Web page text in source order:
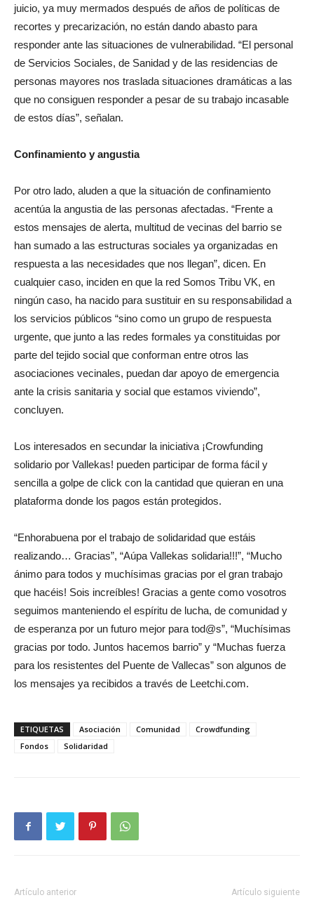
juicio, ya muy mermados después de años de políticas de
recortes y precarización, no están dando abasto para
responder ante las situaciones de vulnerabilidad. “El personal
de Servicios Sociales, de Sanidad y de las residencias de
personas mayores nos traslada situaciones dramáticas a las
que no consiguen responder a pesar de su trabajo incasable
de estos días”, señalan.
Confinamiento y angustia
Por otro lado, aluden a que la situación de confinamiento
acentúa la angustia de las personas afectadas. “Frente a
estos mensajes de alerta, multitud de vecinas del barrio se
han sumado a las estructuras sociales ya organizadas en
respuesta a las necesidades que nos llegan”, dicen. En
cualquier caso, inciden en que la red Somos Tribu VK, en
ningún caso, ha nacido para sustituir en su responsabilidad a
los servicios públicos “sino como un grupo de respuesta
urgente, que junto a las redes formales ya constituidas por
parte del tejido social que conforman entre otros las
asociaciones vecinales, puedan dar apoyo de emergencia
ante la crisis sanitaria y social que estamos viviendo”,
concluyen.
Los interesados en secundar la iniciativa ¡Crowfunding
solidario por Vallekas! pueden participar de forma fácil y
sencilla a golpe de click con la cantidad que quieran en una
plataforma donde los pagos están protegidos.
“Enhorabuena por el trabajo de solidaridad que estáis
realizando… Gracias”, “Aúpa Vallekas solidaria!!!”, “Mucho
ánimo para todos y muchísimas gracias por el gran trabajo
que hacéis! Sois increíbles! Gracias a gente como vosotros
seguimos manteniendo el espíritu de lucha, de comunidad y
de esperanza por un futuro mejor para tod@s”, “Muchísimas
gracias por todo. Juntos hacemos barrio” y “Muchas fuerza
para los resistentes del Puente de Vallecas” son algunos de
los mensajes ya recibidos a través de Leetchi.com.
ETIQUETAS Asociación Comunidad
Crowdfunding
Fondos
Solidaridad
Artículo anterior Artículo siguiente